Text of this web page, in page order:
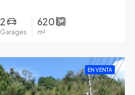
2
Garages
620
m²
EN VENTA